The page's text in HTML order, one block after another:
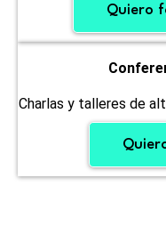
Quiero
Charlas y talleres de